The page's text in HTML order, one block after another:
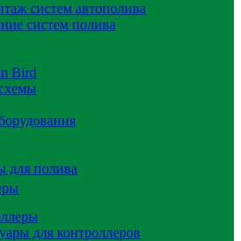
систем автополива
систем полива
Bird
для полива
для контроллеров